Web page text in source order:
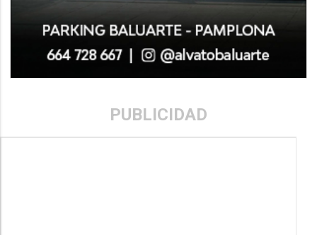
PUBLICIDAD